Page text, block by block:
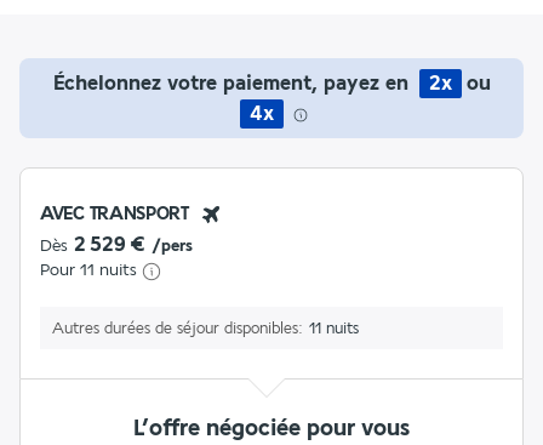
Échelonnez votre paiement, payez en 2x
ou
4x
AVEC TRANSPORT
Dès 2 529 € /pers
Pour 11 nuits
Autres durées de séjour disponibles 11 nuits
L’offre négociée pour vous